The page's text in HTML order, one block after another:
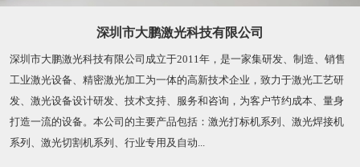
深圳市大鹏激光科技有限公司
深圳市大鹏激光科技有限公司成立于2011年，是一家集研发、制造、销售
工业激光设备、精密激光加工为一体的高新技术企业，致力于激光工艺研
发、激光设备设计研发、技术支持、服务和咨询，为客户节约成本、量身
打造一流的设备。本公司的主要产品包括：激光打标机系列、激光焊接机
系列、激光切割机系列、行业专用及自动...